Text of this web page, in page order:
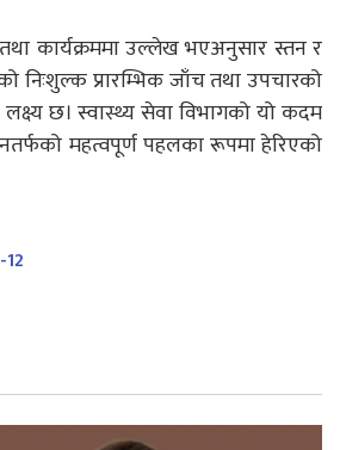
कार्यक्रममा उल्लेख भएअनुसार स्तन र
निःशुल्क प्रारम्भिक जाँच तथा उपचारको
छ। स्वास्थ्य सेवा विभागको यो कदम
महत्वपूर्ण पहलका रूपमा हेरिएको